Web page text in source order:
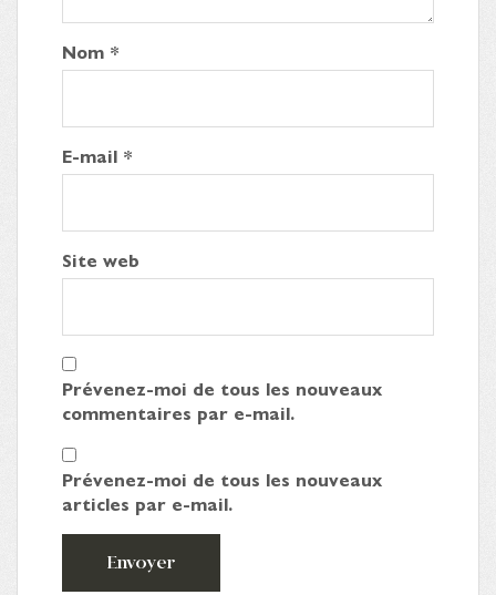
Nom *
E-mail *
Site web
Prévenez-moi de tous les nouveaux
commentaires par e-mail.
Prévenez-moi de tous les nouveaux
articles par e-mail.
Envoyer